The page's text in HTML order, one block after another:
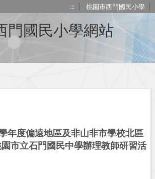
::: 桃園市西門國民小學
年度偏遠地區及非山非市學校北區
市立石門國民中學辦理教師研習活